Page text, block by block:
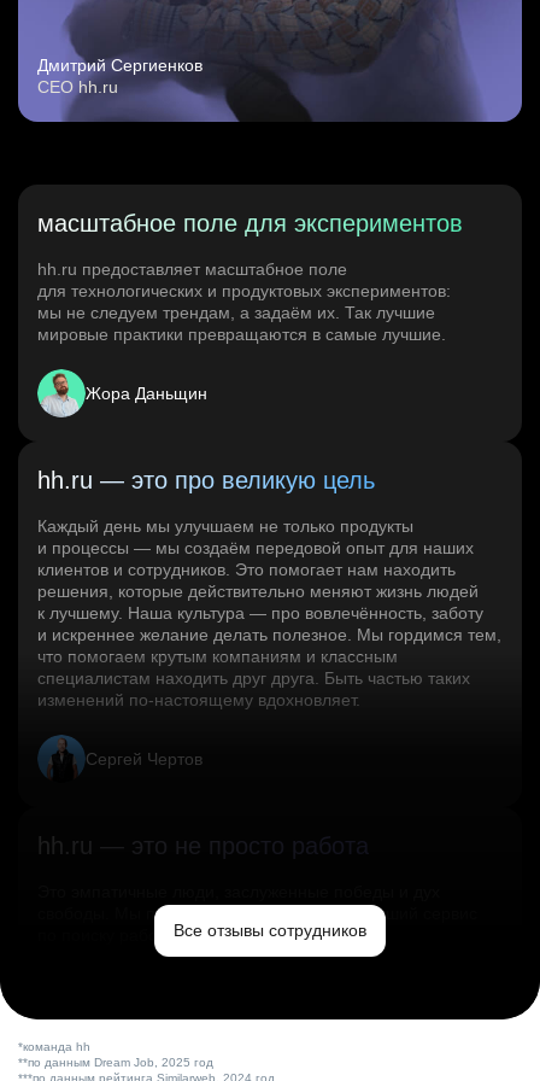
Дмитрий Сергиенков
CEO hh.ru
масштабное поле для экспериментов
hh.ru предоставляет масштабное поле
для технологических и продуктовых экспериментов:
мы не следуем трендам, а задаём их. Так лучшие
мировые практики превращаются в самые лучшие.
Жора Даньщин
hh.ru — это про великую цель
Каждый день мы улучшаем не только продукты
и процессы — мы создаём передовой опыт для наших
клиентов и сотрудников. Это помогает нам находить
решения, которые действительно меняют жизнь людей
к лучшему. Наша культура — про вовлечённость, заботу
и искреннее желание делать полезное. Мы гордимся тем,
что помогаем крутым компаниям и классным
специалистам находить друг друга. Быть частью таких
изменений по‑настоящему вдохновляет.
Сергей Чертов
hh.ru — это не просто работа
свободы. Мы помогаем миру и создаём лучший сервис
по поиску работы в стране.Все отзывы сотрудников
*команда hh
**по данным Dream Job, 2025 год
***по данным рейтинга Similarweb, 2024 год